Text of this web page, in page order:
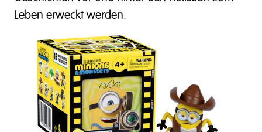
Leben erweckt werden.